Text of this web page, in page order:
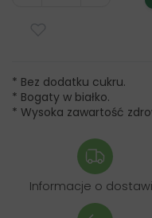
* Bez dodatku cukru.
* Bogaty w białko.
* Wysoka zawartość
Informacje o